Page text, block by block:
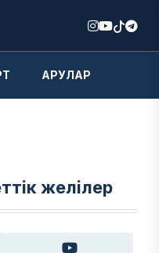
АРУЛАР
желілер